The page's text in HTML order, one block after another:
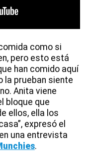
como si
pero esto está
han comido aquí
la prueban siente
Anita viene
bloque que
ellos, ella los
expresó el
en una entrevista
.